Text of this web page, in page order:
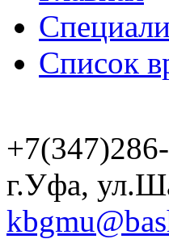
Список
г.Уфа,